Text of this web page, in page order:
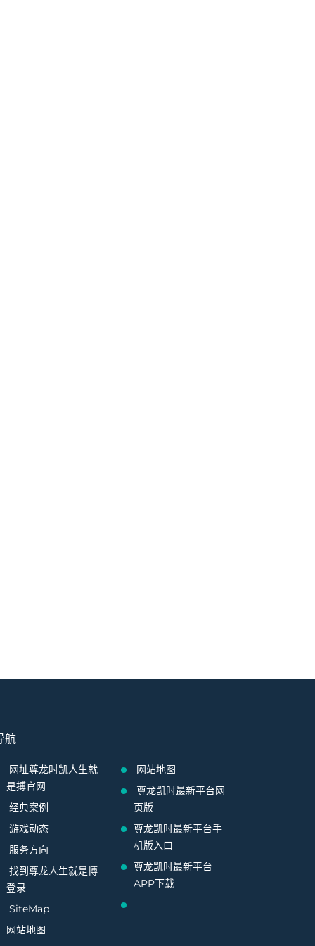
航
网址尊龙时凯人生就
是搏官网
经典案例
游戏动态
服务方向
找到尊龙人生就是博
登录
SiteMap
网站地图
网站地图
尊龙凯时最新平台网
页版
尊龙凯时最新平台手
机版入口
尊龙凯时最新平台
APP下载